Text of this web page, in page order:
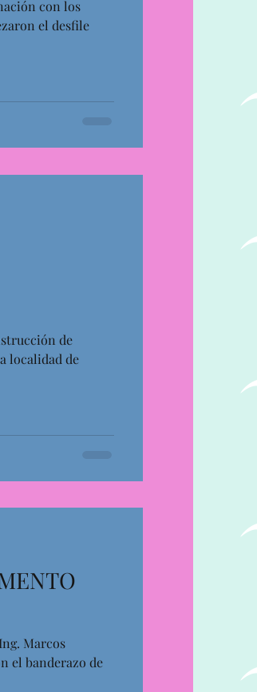
con los
el desfile
de
localidad de
Marcos
el banderazo de